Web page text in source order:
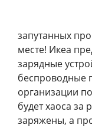
запутанных
месте! Икеа
зарядные
беспроводные
организации
будет хаоса
заряжены, а